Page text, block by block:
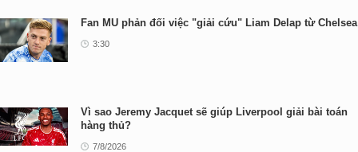
Fan MU phản đối việc "giải cứu" Liam Delap từ Chelsea
3:30
Vì sao Jeremy Jacquet sẽ giúp Liverpool giải bài toán
hàng thủ?
7/8/2026